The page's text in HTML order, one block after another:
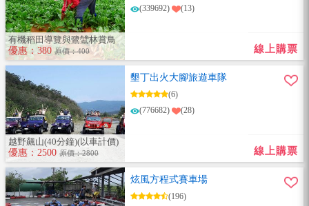
(339692)
(13)
線上購票
有機稻田導覽與鷺鷥林賞鳥
優惠：380 原價：400
墾丁出火大腳旅遊車隊
(6)
(776682)
(28)
線上購票
越野飆山(40分鐘)(以車計價)
優惠：2500 原價：2800
炫風方程式賽車場
(196)